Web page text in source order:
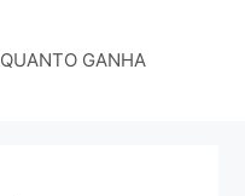
QUANTO GANHA